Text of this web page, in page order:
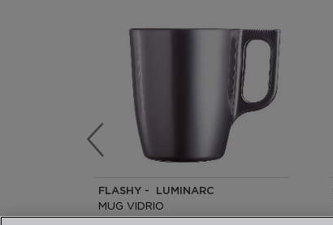
FLASHY - LUMINARC
MUG VIDRIO
25CL